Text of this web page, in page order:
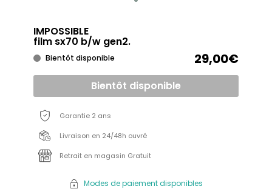
IMPOSSIBLE
film sx70 b/w gen2.
Bientôt disponible 29,00€
Bientôt disponible
Garantie 2 ans
Livraison en 24/48h ouvré
Retrait en magasin Gratuit
Modes de paiement disponibles